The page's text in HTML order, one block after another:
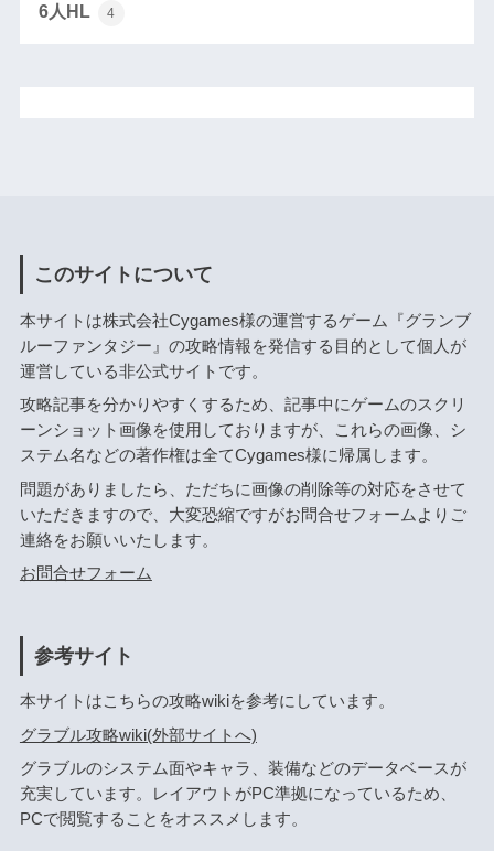
6人HL 4
このサイトについて
本サイトは株式会社Cygames様の運営するゲーム『グランブ
ルーファンタジー』の攻略情報を発信する目的として個人が
運営している非公式サイトです。
攻略記事を分かりやすくするため、記事中にゲームのスクリ
ーンショット画像を使用しておりますが、これらの画像、シ
ステム名などの著作権は全てCygames様に帰属します。
問題がありましたら、ただちに画像の削除等の対応をさせて
いただきますので、大変恐縮ですがお問合せフォームよりご
連絡をお願いいたします。
お問合せフォーム
参考サイト
本サイトはこちらの攻略wikiを参考にしています。
グラブル攻略wiki(外部サイトへ)
グラブルのシステム面やキャラ、装備などのデータベースが
充実しています。レイアウトがPC準拠になっているため、
PCで閲覧することをオススメします。